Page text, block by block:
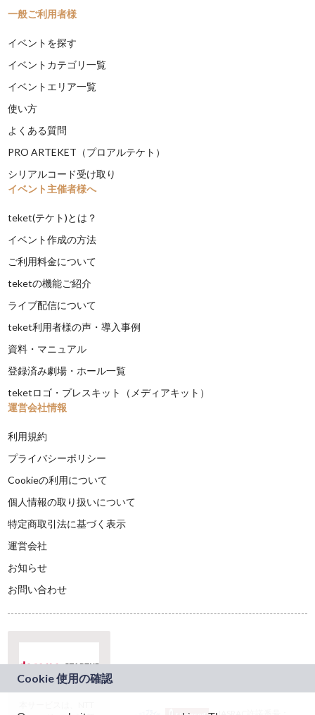
一般ご利用者様
イベントを探す
イベントカテゴリ一覧
イベントエリア一覧
使い方
よくある質問
PRO ARTEKET（プロアルテケト）
シリアルコード受け取り
イベント主催者様へ
teket(テケト)とは？
イベント作成の方法
ご利用料金について
teketの機能ご紹介
ライブ配信について
teket利用者様の声・導入事例
資料・マニュアル
登録済み劇場・ホール一覧
teketロゴ・プレスキット（メディアキット）
運営会社情報
利用規約
プライバシーポリシー
Cookieの利用について
個人情報の取り扱いについて
特定商取引法に基づく表示
運営会社
お知らせ
お問い合わせ